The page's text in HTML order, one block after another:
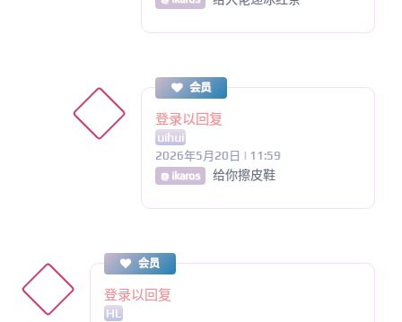
会员
登录以回复
uihui
2026年5月20日 | 11:59
@ ikaros 给你擦皮鞋
会员
登录以回复
HL